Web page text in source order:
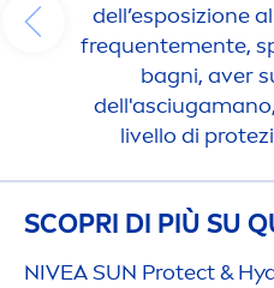
dell’esposizione
frequentemente,
bagni, aver
livello di
SCOPRI DI PIÙ SU
NIVEASUN Protect&